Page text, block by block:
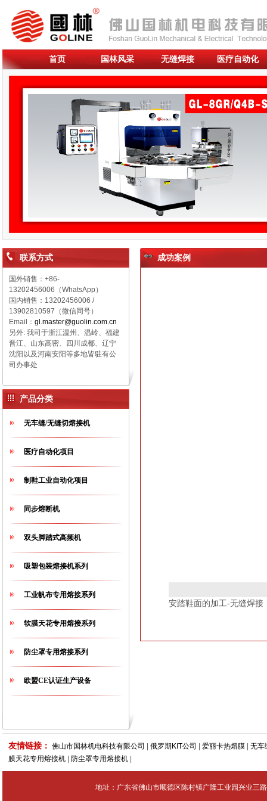
首页 国林风采 无缝焊接 医疗自动化
联系方式
国外销售：+86-
13202456006（WhatsApp）
国内销售： 13202456006 /
13902810597（微信同号）
Email： gl.master@guolin.com.cn
另外: 我司于浙江温州、温岭、福建
晋江、山东高密、四川成都、辽宁
沈阳以及河南安阳等多地皆驻有公
司办事处
产品分类
无车缝/无缝切熔接机
医疗自动化项目
制鞋工业自动化项目
同步熔断机
双头脚踏式高频机
吸塑包装熔接机系列
工业帆布专用熔接系列
软膜天花专用熔接系列
防尘罩专用熔接系列
欧盟CE认证生产设备
成功案例
安踏鞋面的加工-无缝焊接
友情链接： 佛山市国林机电科技有限公司 俄罗期KIT公司 爱丽卡热熔膜
无车
膜天花专用熔接机
防尘罩专用熔接机
地址：广东省佛山市顺德区陈村镇广隆工业园兴业